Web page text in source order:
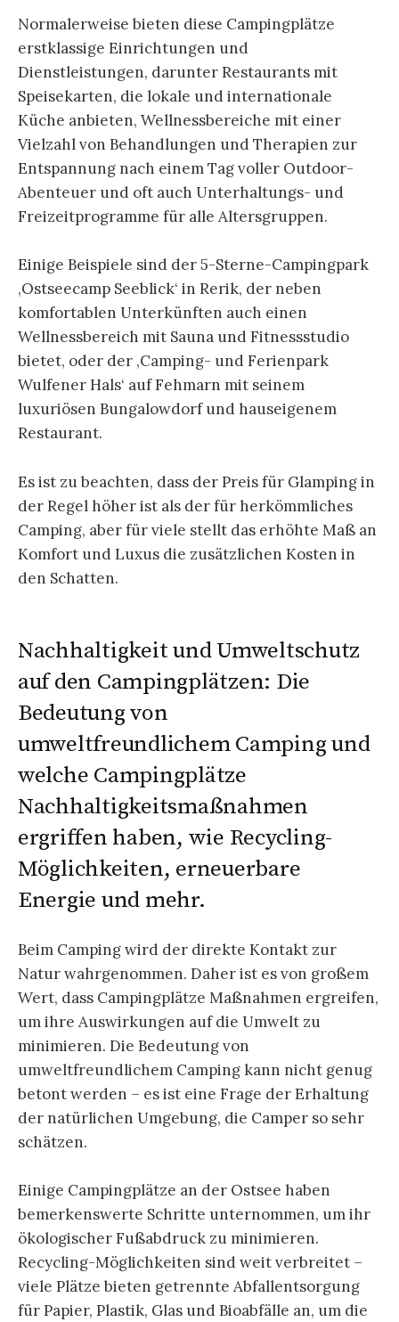
Normalerweise bieten diese Campingplätze
erstklassige Einrichtungen und
Dienstleistungen, darunter Restaurants mit
Speisekarten, die lokale und internationale
Küche anbieten, Wellnessbereiche mit einer
Vielzahl von Behandlungen und Therapien zur
Entspannung nach einem Tag voller Outdoor-
Abenteuer und oft auch Unterhaltungs- und
Freizeitprogramme für alle Altersgruppen.
Einige Beispiele sind der 5-Sterne-Campingpark
‚Ostseecamp Seeblick‘ in Rerik, der neben
komfortablen Unterkünften auch einen
Wellnessbereich mit Sauna und Fitnessstudio
bietet, oder der ‚Camping- und Ferienpark
Wulfener Hals‘ auf Fehmarn mit seinem
luxuriösen Bungalowdorf und hauseigenem
Restaurant.
Es ist zu beachten, dass der Preis für Glamping in
der Regel höher ist als der für herkömmliches
Camping, aber für viele stellt das erhöhte Maß an
Komfort und Luxus die zusätzlichen Kosten in
den Schatten.
Nachhaltigkeit und Umweltschutz
auf den Campingplätzen: Die
Bedeutung von
umweltfreundlichem Camping und
welche Campingplätze
Nachhaltigkeitsmaßnahmen
ergriffen haben, wie Recycling-
Möglichkeiten, erneuerbare
Energie und mehr.
Beim Camping wird der direkte Kontakt zur
Natur wahrgenommen. Daher ist es von großem
Wert, dass Campingplätze Maßnahmen ergreifen,
um ihre Auswirkungen auf die Umwelt zu
minimieren. Die Bedeutung von
umweltfreundlichem Camping kann nicht genug
betont werden – es ist eine Frage der Erhaltung
der natürlichen Umgebung, die Camper so sehr
schätzen.
Einige Campingplätze an der Ostsee haben
bemerkenswerte Schritte unternommen, um ihr
ökologischer Fußabdruck zu minimieren.
Recycling-Möglichkeiten sind weit verbreitet –
viele Plätze bieten getrennte Abfallentsorgung
für Papier, Plastik, Glas und Bioabfälle an, um die